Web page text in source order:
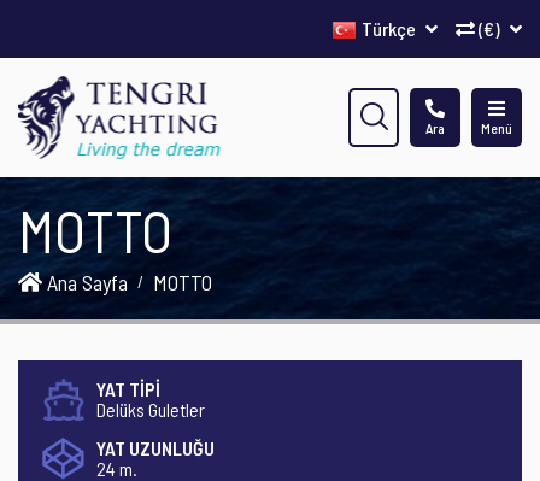
(€)
Türkçe
Menü
Ara
MOTTO
Ana Sayfa MOTTO
YAT TİPİ
Delüks Guletler
YAT UZUNLUĞU
24 m.